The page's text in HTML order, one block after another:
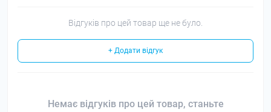
Відгуків про цей товар ще не було.
+ Додати відгук
Немає відгуків про цей товар, станьте